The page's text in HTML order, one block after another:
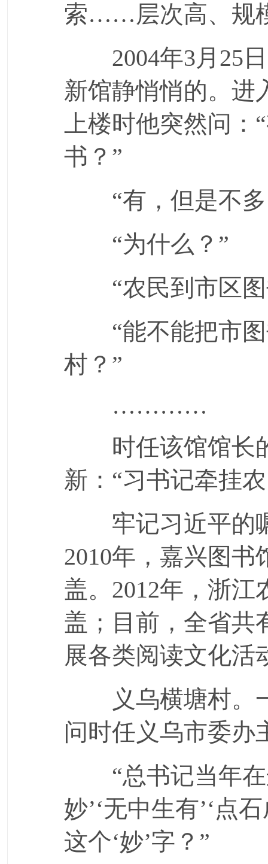
索……层次高、规
2004年3月25日
新馆静悄悄的。进
上楼时他突然问：
书？”
“有，但是不多
“为什么？”
“农民到市区图
“能不能把市图
村？”
…………
时任该馆馆长的
新：“习书记牵挂
牢记习近平的嘱
2010年，嘉兴图
盖。2012年，浙
盖；目前，全省共
展各类阅读文化活
义乌横塘村。一
问时任义乌市委办
“总书记当年在
妙’‘无中生有’‘点
这个‘妙’字？”